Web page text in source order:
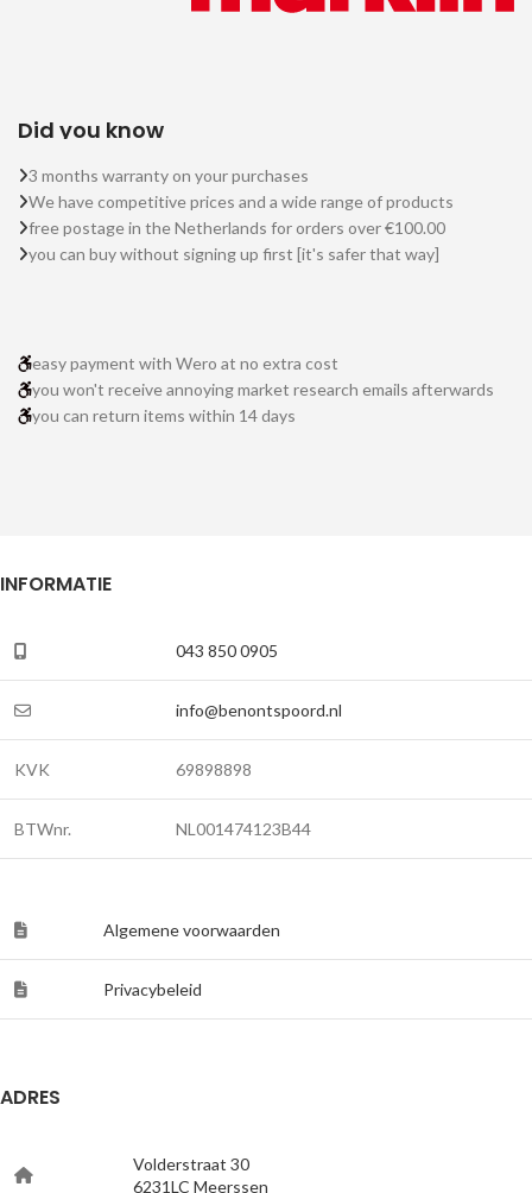
Did you know
3 months warranty on your purchases
We have competitive prices and a wide range of products
free postage in the Netherlands for orders over €100.00
you can buy without signing up first [it's safer that way]
easy payment with Wero at no extra cost
you won't receive annoying market research emails afterwards
you can return items within 14 days
INFORMATIE
043 850 0905
info@benontspoord.nl
KVK 69898898
BTWnr. NL001474123B44
Algemene voorwaarden
Privacybeleid
ADRES
Volderstraat 30
6231LC Meerssen